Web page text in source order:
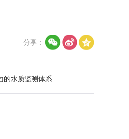
分享：
的水质监测体系